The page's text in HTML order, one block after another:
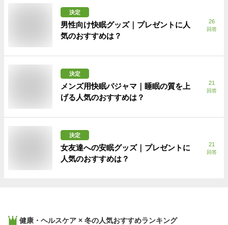
決定
男性向け快眠グッズ｜プレゼントに人
気のおすすめは？
26
回答
決定
メンズ用快眠パジャマ｜睡眠の質を上
げる人気のおすすめは？
21
回答
決定
女友達への安眠グッズ｜プレゼントに
人気のおすすめは？
21
回答
健康・ヘルスケア × 冬の人気おすすめランキング